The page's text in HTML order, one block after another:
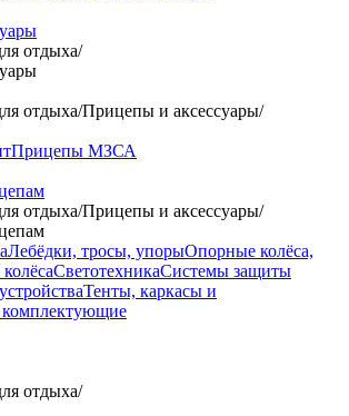
отдыха/
отдыха/Прицепы и аксессуары/
Прицепы МЗСА
отдыха/Прицепы и аксессуары/
Лебёдки, тросы, упорыОпорные колёса,
СветотехникаСистемы защиты
Тенты, каркасы и
отдыха/